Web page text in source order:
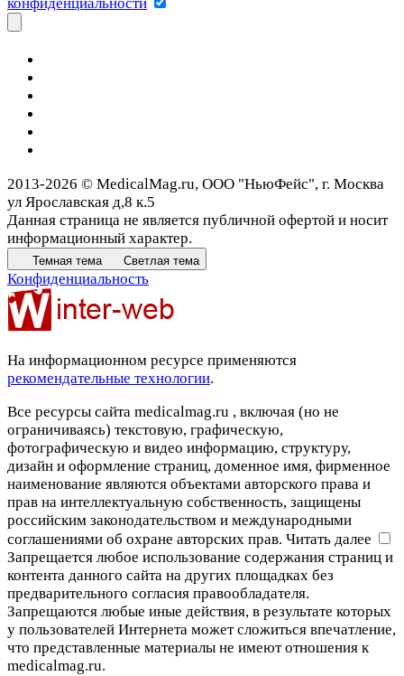
2013-2026 © MedicalMag.ru, ООО "НьюФейс", г. Москва
ул Ярославская д,8 к.5
Данная страница не является публичной офертой и носит
информационный характер.
Темная тема Светлая тема
Конфиденциальность
На информационном ресурсе применяются
рекомендательные технологии.
Все ресурсы сайта medicalmag.ru , включая (но не
ограничиваясь) текстовую, графическую,
фотографическую и видео информацию, структуру,
дизайн и оформление страниц, доменное имя, фирменное
наименование являются объектами авторского права и
прав на интеллектуальную собственность, защищены
российским законодательством и международными
соглашениями об охране авторских прав. Читать далее
Запрещается любое использование содержания страниц и
контента данного сайта на других площадках без
предварительного согласия правообладателя.
Запрещаются любые иные действия, в результате которых
у пользователей Интернета может сложиться впечатление,
что представленные материалы не имеют отношения к
medicalmag.ru.